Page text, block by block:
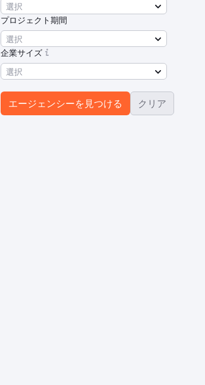
選択
プロジェクト期間
選択
企業サイズ
選択
エージェンシーを見つける クリア